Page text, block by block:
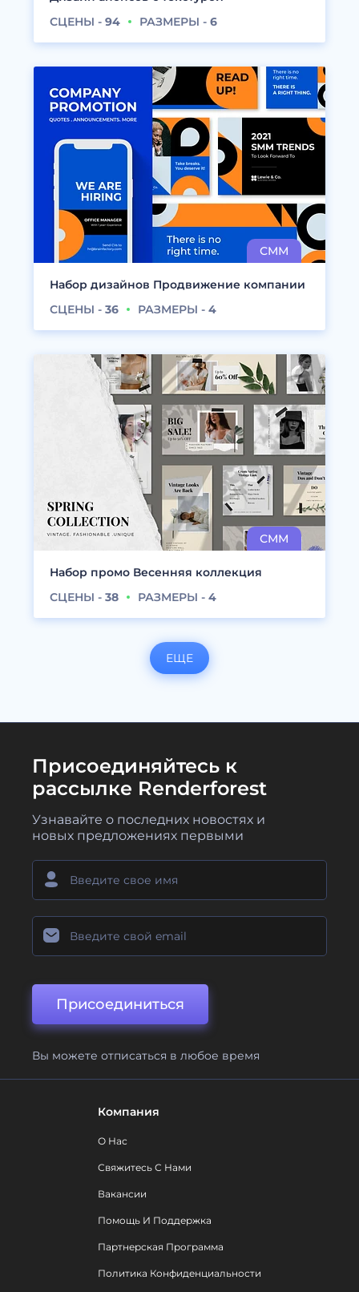
СЦЕНЫ - 94 РАЗМЕРЫ - 6
Набор дизайнов Продвижение компании
СЦЕНЫ - 36 РАЗМЕРЫ - 4
Набор промо Весенняя коллекция
СЦЕНЫ - 38 РАЗМЕРЫ - 4
ЕЩЕ
Присоединяйтесь к
рассылке Renderforest
Узнавайте о последних новостях и
новых предложениях первыми
Присоединиться
Вы можете отписаться в любое время
Компания
О Нас
Свяжитесь С Нами
Вакансии
Помощь И Поддержка
Партнерская Программа
Политика Конфиденциальности